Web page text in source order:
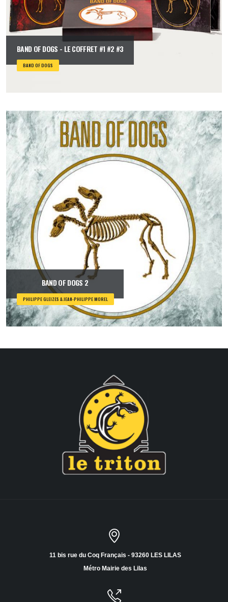
BAND OF DOGS - LE COFFRET #1 #2 #3
BAND OF DOGS
BAND OF DOGS 2
PHILIPPE GLEIZES & JEAN-PHILIPPE MOREL
11 bis rue du Coq Français - 93260 LES LILAS
Métro Mairie des Lilas